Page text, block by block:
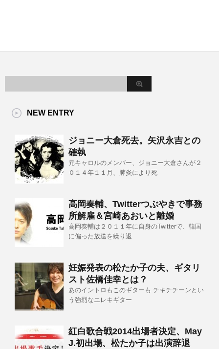
NEW ENTRY
ジョニー大倉死去。矢沢永吉との
確執
元キャロルのメンバー、ジョニー大倉さんが２
０１４年１１月、肺炎により死
高岡奏輔、Twitterつぶやきで事務
所解雇＆宮崎あおいと離婚
高岡奏輔は２０１１年に自身のTwitterで、韓国
に偏った放送を繰り返
妊娠発表の松たか子の夫、ギタリ
スト佐橋佳幸とは？
あのイントロもこのギターも チキチチーンとい
う強烈なエレキギター
紅白歌合戦2014出場者決定、May
J.初出場、松たか子は出演辞退